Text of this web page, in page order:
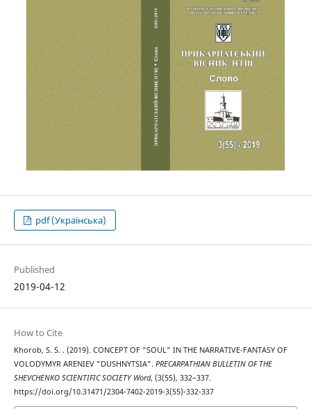
pdf (Українська)
Published
2019-04-12
How to Cite
Khorob, S. S. . (2019). CONCEPT OF "SOUL" IN THE NARRATIVE-FANTASY OF
VOLODYMYR ARENIEV "DUSHNYTSIA". PRECARPATHIAN BULLETIN OF THE
SHEVCHENKO SCIENTIFIC SOCIETY Word, (3(55), 332–337.
https://doi.org/10.31471/2304-7402-2019-3(55)-332-337